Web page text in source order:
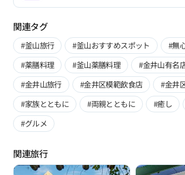
関連タグ
#釜山旅行 #釜山おすすめスポット
#無
#薬膳料理
#釜山薬膳料理
#金井山有名
#金井山旅行
#金井区模範飲食店
#金井
#家族とともに
#両親とともに #癒し
#グルメ
関連旅行